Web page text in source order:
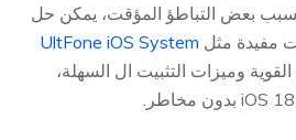
بعض التباطؤ المؤقت، يمكن حل
مفيدة مثل UltFone iOS System
القوية وميزات التثبيت ال السهلة،